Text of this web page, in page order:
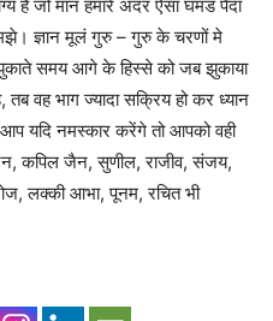
है जो मान हमारे अंदर ऐसा घमंड पैदा
ज्ञान मूलं गुरु – गुरु के चरणों मे
समय आगे के हिस्से को जब झुकाया
वह भाग ज्यादा सक्रिय हो कर ध्यान
यदि नमस्कार करेंगे तो आपको वही
कपिल जैन, सुणील, राजीव, संजय,
लक्की आभा, पूनम, रचित भी